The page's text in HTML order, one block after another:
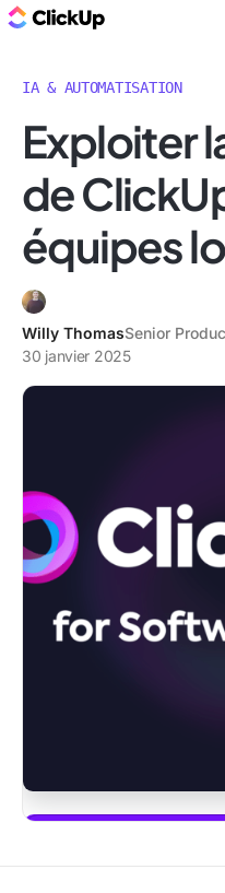
IA & AUTOMATISATION
Exploiter
de
équipes
Willy ThomasSenior
30 janvier 2025